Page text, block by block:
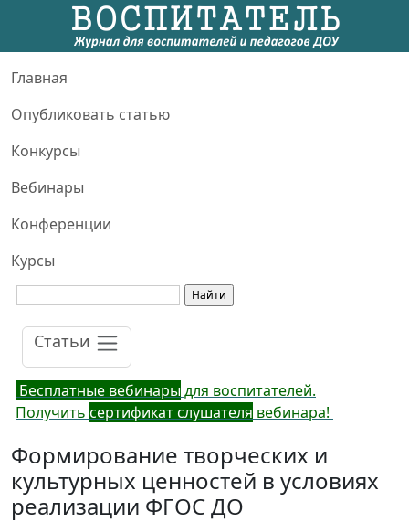
Главная
Опубликовать статью
Конкурсы
Вебинары
Конференции
Курсы
Статьи
Бесплатные вебинарыдля воспитателей.
Получить сертификат слушателя вебинара!
Формирование творческих и
культурных ценностей в условиях
реализации ФГОС ДО